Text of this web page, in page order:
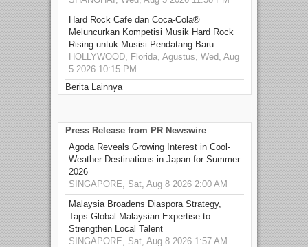
Hard Rock Cafe dan Coca-Cola®
Meluncurkan Kompetisi Musik Hard Rock
Rising untuk Musisi Pendatang Baru
HOLLYWOOD, Florida, Agustus, Wed, Aug
5 2026 10:15 PM
Berita Lainnya
Press Release from PR Newswire
Agoda Reveals Growing Interest in Cool-
Weather Destinations in Japan for Summer
2026
SINGAPORE, Sat, Aug 8 2026 2:00 AM
Malaysia Broadens Diaspora Strategy,
Taps Global Malaysian Expertise to
Strengthen Local Talent
SINGAPORE, Sat, Aug 8 2026 1:57 AM